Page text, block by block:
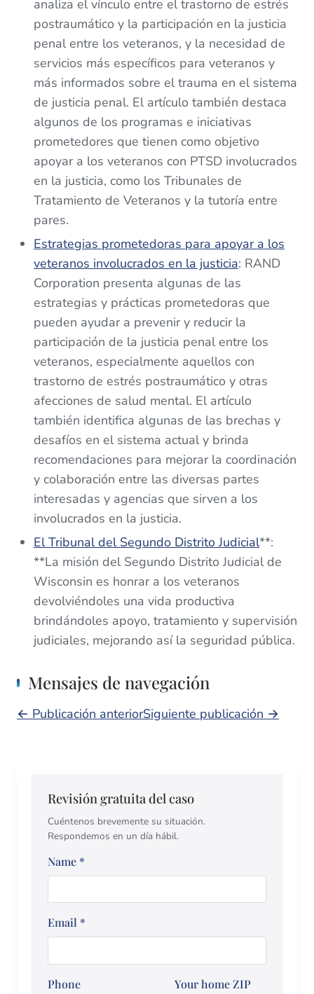
analiza el vínculo entre el trastorno de estrés
postraumático y la participación en la justicia
penal entre los veteranos, y la necesidad de
servicios más específicos para veteranos y
más informados sobre el trauma en el sistema
de justicia penal. El artículo también destaca
algunos de los programas e iniciativas
prometedores que tienen como objetivo
apoyar a los veteranos con PTSD involucrados
en la justicia, como los Tribunales de
Tratamiento de Veteranos y la tutoría entre
pares.
Estrategias prometedoras para apoyar a los
veteranos involucrados en la justicia: RAND
Corporation presenta algunas de las
estrategias y prácticas prometedoras que
pueden ayudar a prevenir y reducir la
participación de la justicia penal entre los
veteranos, especialmente aquellos con
trastorno de estrés postraumático y otras
afecciones de salud mental. El artículo
también identifica algunas de las brechas y
desafíos en el sistema actual y brinda
recomendaciones para mejorar la coordinación
y colaboración entre las diversas partes
interesadas y agencias que sirven a los
involucrados en la justicia.
El Tribunal del Segundo Distrito Judicial**:
**La misión del Segundo Distrito Judicial de
Wisconsin es honrar a los veteranos
devolviéndoles una vida productiva
brindándoles apoyo, tratamiento y supervisión
judiciales, mejorando así la seguridad pública.
Mensajes de navegación
← Publicación anteriorSiguiente publicación →
Revisión gratuita del caso
Cuéntenos brevemente su situación.
Respondemos en un día hábil.
Name *
Email *
Phone Your home ZIP